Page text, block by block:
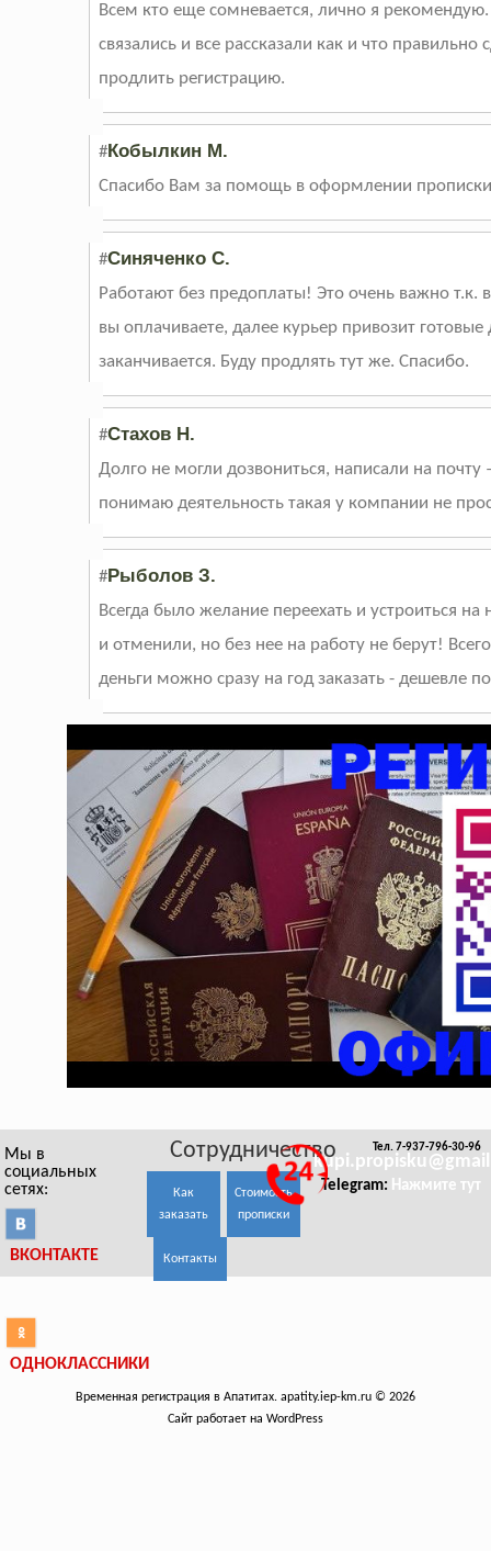
Всем кто еще сомневается, лично я
связались и все рассказали как и что
продлить регистрацию.
#Кобылкин М.
Спасибо Вам за помощь в оформлении
#Синяченко С.
Работают без предоплаты! Это очень важно т.к.
вы оплачиваете, далее курьер привозит
заканчивается. Буду продлять тут же. Спасибо.
#Стахов Н.
Долго не могли дозвониться, написали на
понимаю деятельность такая у компании не
#Рыболов З.
Всегда было желание переехать и устроиться
и отменили, но без нее на работу не берут!
деньги можно сразу на год заказать - дешевле
Мы в
социальных
сетях:
ВКОНТАКТЕ
ОДНОКЛАССНИКИ
Сотрудничество
Как
заказать
Стоимость
прописки
Контакты
Тел. 7-937-796-30-96
Telegram: Нажмите тут
Временная регистрация в Апатитах. apatity.iep-km.ru © 2026
Сайт работает на WordPress